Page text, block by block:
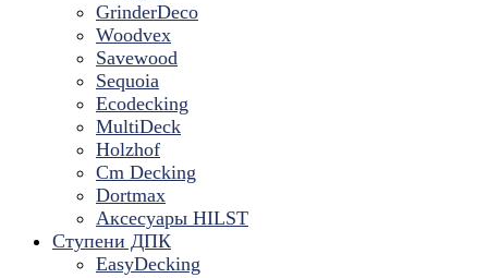
GrinderDeco
Woodvex
Savewood
Sequoia
Ecodecking
MultiDeck
Holzhof
Cm Decking
Dortmax
Аксесуары HILST
Ступени ДПК
EasyDecking